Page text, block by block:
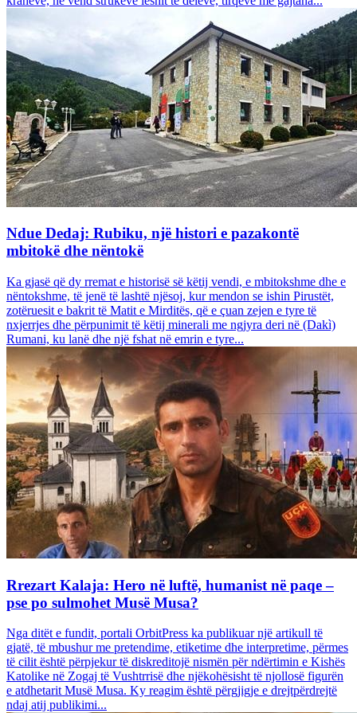
Ndue Dedaj: Rubiku, një histori e pazakontë
mbitokë dhe nëntokë
Ka gjasë që dy rremat e historisë së këtij vendi, e mbitokshme dhe e
nëntokshme, të jenë të lashtë njësoj, kur mendon se ishin Pirustët,
zotëruesit e bakrit të Matit e Mirditës, që e çuan zejen e tyre të
nxjerrjes dhe përpunimit të këtij minerali me ngjyra deri në (Dakì)
Rumani, ku lanë dhe një fshat në emrin e tyre...
Rrezart Kalaja: Hero në luftë, humanist në paqe –
pse po sulmohet Musë Musa?
Nga ditët e fundit, portali OrbitPress ka publikuar një artikull të
gjatë, të mbushur me pretendime, etiketime dhe interpretime, përmes
të cilit është përpjekur të diskreditojë nismën për ndërtimin e Kishës
Katolike në Zogaj të Vushtrrisë dhe njëkohësisht të njollosë figurën
e atdhetarit Musë Musa. Ky reagim është përgjigje e drejtpërdrejtë
ndaj atij publikimi...